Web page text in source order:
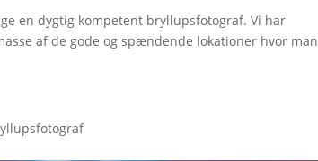
en dygtig kompetent bryllupsfotograf. Vi har
af de gode og spændende lokationer hvor man